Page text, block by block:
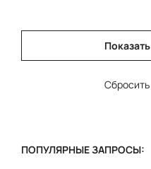
Показать
Сбросить
ПОПУЛЯРНЫЕ ЗАПРОСЫ: